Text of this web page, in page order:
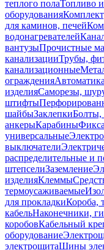
теплого полаТопливо и
оборудования
для каминов, печей
водонагревателей
вантузыПрочистные
канализацииТрубы,
канализационные
ограждения
изделияСаморезы,
штифты
шайбыЗаклепки
анкерыКарабины
универсальные
выключатели
распределительные и
штепселиЗаземление
изделияКлеммы
термоусаживаемые
для прокладкиКороба,
кабельНаконечники,
коробовКабельный
оборудование
электрощитаШины